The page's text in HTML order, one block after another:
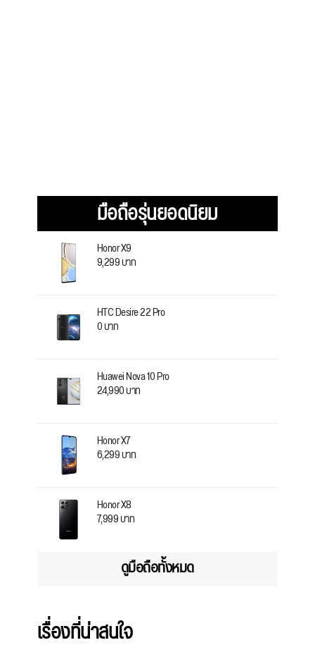
มือถือรุ่นยอดนิยม
Honor X9
9,299 บาท
HTC Desire 22 Pro
0 บาท
Huawei Nova 10 Pro
24,990 บาท
Honor X7
6,299 บาท
Honor X8
7,999 บาท
ดูมือถือทั้งหมด
เรื่องที่น่าสนใจ